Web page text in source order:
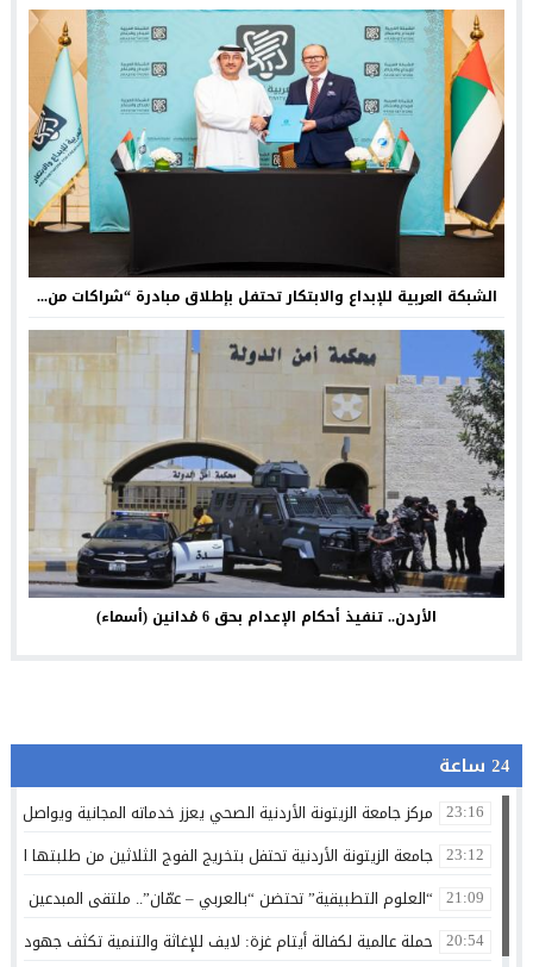
الشبكة العربية للإبداع والابتكار تحتفل بإطلاق مبادرة “شراكات من...
الأردن.. تنفيذ أحكام الإعدام بحق 6 مُدانين (أسماء)
24 ساعة
23:16 مركز جامعة الزيتونة الأردنية الصحي يعزز خدماته المجانية ويواصل
23:12 جامعة الزيتونة الأردنية تحتفل بتخريج الفوج الثلاثين من طلبتها
21:09 “العلوم التطبيقية” تحتضن “بالعربي – عمّان”.. ملتقى المبدعين
20:54 حملة عالمية لكفالة أيتام غزة: لايف للإغاثة والتنمية تكثف